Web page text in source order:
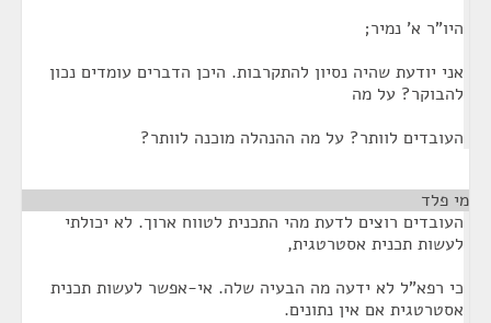
היו"ר א' נמיר;
אני יודעת שהיה נסיון להתקרבות. היכן הדברים עומדים נכון
להבוקר? על מה
העובדים לוותר? על מה ההנהלה מוכנה לוותר?
מי פלד
העובדים רוצים לדעת מהי התכנית לטווח ארוך. לא יכולתי
לעשות תכנית אסטרטגית,
כי רפא"ל לא ידעה מה הבעיה שלה. אי-אפשר לעשות תכנית
אסטרטגית אם אין נתונים.